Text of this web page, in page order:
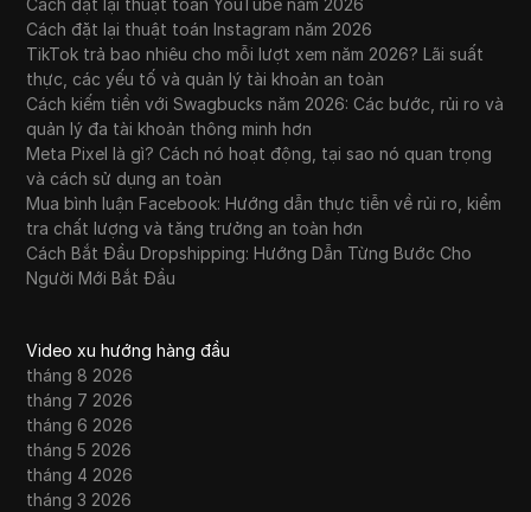
Cách đặt lại thuật toán YouTube năm 2026
Cách đặt lại thuật toán Instagram năm 2026
TikTok trả bao nhiêu cho mỗi lượt xem năm 2026? Lãi suất
thực, các yếu tố và quản lý tài khoản an toàn
Cách kiếm tiền với Swagbucks năm 2026: Các bước, rủi ro và
quản lý đa tài khoản thông minh hơn
Meta Pixel là gì? Cách nó hoạt động, tại sao nó quan trọng
và cách sử dụng an toàn
Mua bình luận Facebook: Hướng dẫn thực tiễn về rủi ro, kiểm
tra chất lượng và tăng trưởng an toàn hơn
Cách Bắt Đầu Dropshipping: Hướng Dẫn Từng Bước Cho
Người Mới Bắt Đầu
Video xu hướng hàng đầu
tháng 8 2026
tháng 7 2026
tháng 6 2026
tháng 5 2026
tháng 4 2026
tháng 3 2026